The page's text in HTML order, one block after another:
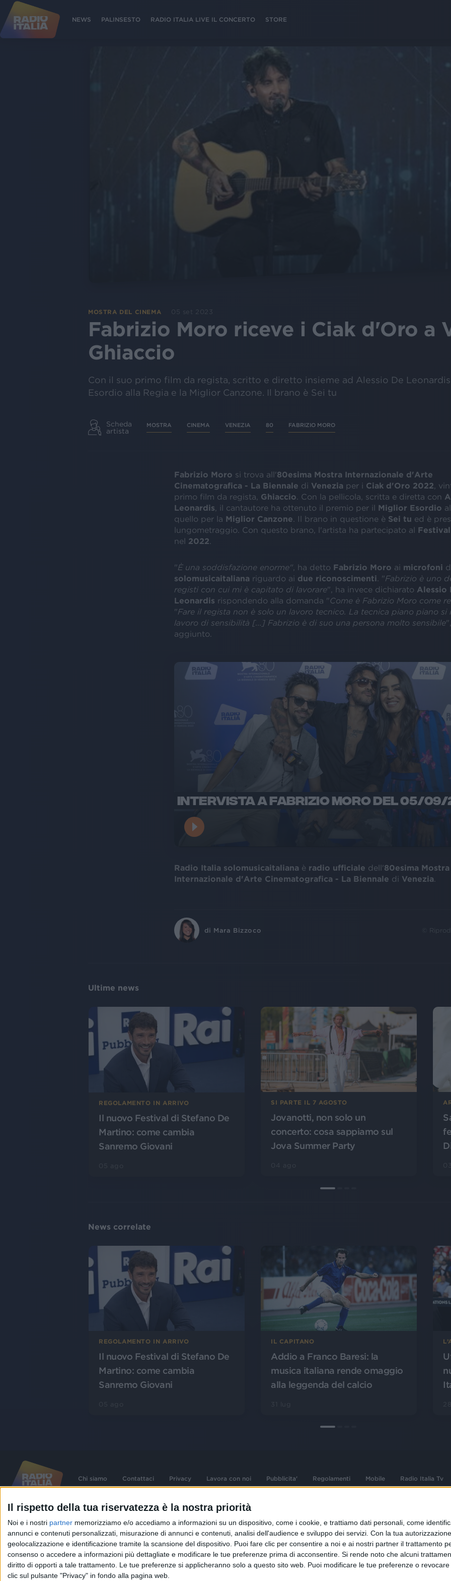
Il rispetto della tua riservatezza è la nostra priorità
Noi e i nostri partner memorizziamo e/o accediamo a informazioni su un dispositivo, come i cookie, e trattiamo dati personali, come
annunci e contenuti personalizzati, misurazione di annunci e contenuti, analisi dell'audience e sviluppo dei servizi. Con la tua
geolocalizzazione e identificazione tramite la scansione del dispositivo. Puoi fare clic per consentire a noi e ai nostri partner il trattamento
consenso o accedere a informazioni più dettagliate e modificare le tue preferenze prima di acconsentire. Si rende noto che alcuni
diritto di opporti a tale trattamento. Le tue preferenze si applicheranno solo a questo sito web. Puoi modificare le tue preferenze o
clic sul pulsante "Privacy" in fondo alla pagina web.
NEWS PALINSESTO RADIO ITALIA LIVE IL CONCERTO STORE
MOSTRA DEL CINEMA 05 set 2023
Fabrizio Moro riceve i Ciak d'Oro a
Ghiaccio
Con il suo primo film da regista, scritto e diretto insieme ad Alessio De
Esordio alla Regia e la Miglior Canzone. Il brano è Sei tu
Scheda
artista
MOSTRA CINEMA VENEZIA 80 FABRIZIO MORO
Fabrizio Moro si trova all'80esima Mostra Internazionale d'Arte
Cinematografica - La Biennale di Venezia per i Ciak d'Oro 2022 ,
primo film da regista, Ghiaccio . Con la pellicola, scritta e diretta con
Leonardis , il cantautore ha ottenuto il premio per il Miglior Esordio
quello per la Miglior Canzone . Il brano in questione è Sei tu ed è
lungometraggio. Con questo brano, l'artista ha partecipato al Festival
nel 2022
"È una soddisfazione enorme", ha detto Fabrizio Moro ai microfoni
solomusicaitaliana riguardo ai due riconoscimenti . "Fabrizio è uno
registi con cui mi è capitato di lavorare", ha invece dichiarato Alessio
Leonardis rispondendo alla domanda "Come è Fabrizio Moro come
"Fare il regista non è solo un lavoro tecnico. La tecnica piano piano si
lavoro di sensibilità [...] Fabrizio è di suo una persona molto sensibile
aggiunto.
INTERVISTA A FABRIZIO MORO DEL 05/
Radio Italia solomusicaitaliana è radio ufficiale dell'80esima Mostra
Internazionale d'Arte Cinematografica - La Biennale di Venezia
di Mara Bizzoco ©
Ultime news
REGOLAMENTO IN ARRIVO
Il nuovo Festival di Stefano De
Martino: come cambia
Sanremo Giovani
SI PARTE IL 7 AGOSTO
Jovanotti, non solo un
concerto: cosa sappiamo sul
Jova Summer Party
News correlate
REGOLAMENTO IN ARRIVO
Il nuovo Festival di Stefano De
Martino: come cambia
Sanremo Giovani
IL CAPITANO
Addio a Franco Baresi: la
musica italiana rende omaggio
alla leggenda del calcio
Chi siamo Contattaci Privacy Lavora con noi Pubblicita' Regolamenti Mobile Radio Italia Tv
contenute nel sito sono stati assolti gli obblighi derivanti dalla normativa dei diritti d'autore e dei diritti
Capitale Sociale € 580.000,00 interamente versato. Iscr. Reg. Imprese Milano - C.F. e n° iscrizione
06832230152. Iscritta al R.E.A. di Milano al n° 1125258. Testata giornalistica Registrata n°286 - 3 Aprile
1987.
02 25444220
Sede Legale: Via Savona 97, 20144 Milano